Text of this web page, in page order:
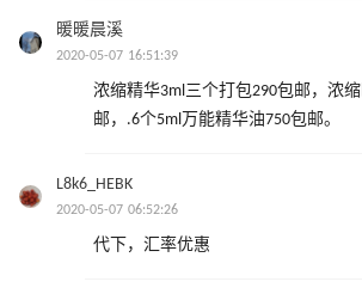
暖暖晨溪
2020-05-07 16:51:39
浓缩精华3ml三个打包290包邮，浓
邮，.6个5ml万能精华油750包邮。
L8k6_HEBK
2020-05-07 06:52:26
代下，汇率优惠